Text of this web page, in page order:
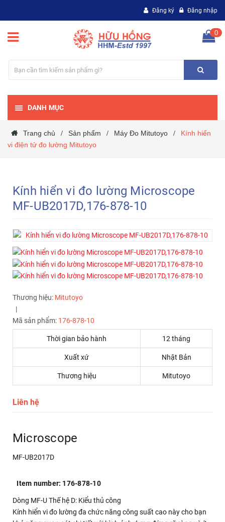
Đăng ký Đăng nhập
0
DANH MỤC
Trang chủ / Sản phẩm / Máy Đo Mitutoyo /
Kính hiển
vi điện tử đo lường Mitutoyo
Kính hiển vi đo lường Microscope
MF-UB2017D,176-878-10
Thương hiệu: Mitutoyo
|
Mã sản phẩm: 176-878-10
Thời gian bảo hành 12 tháng
Xuất xứ Nhật Bản
Thương hiệu Mitutoyo
Liên hệ
Microscope
MF-UB2017D
Item number: 176-878-10
Dòng MF-U Thế hệ D: Kiểu thủ công
Kính hiển vi đo lường đa chức năng công suất cao này cho bạn